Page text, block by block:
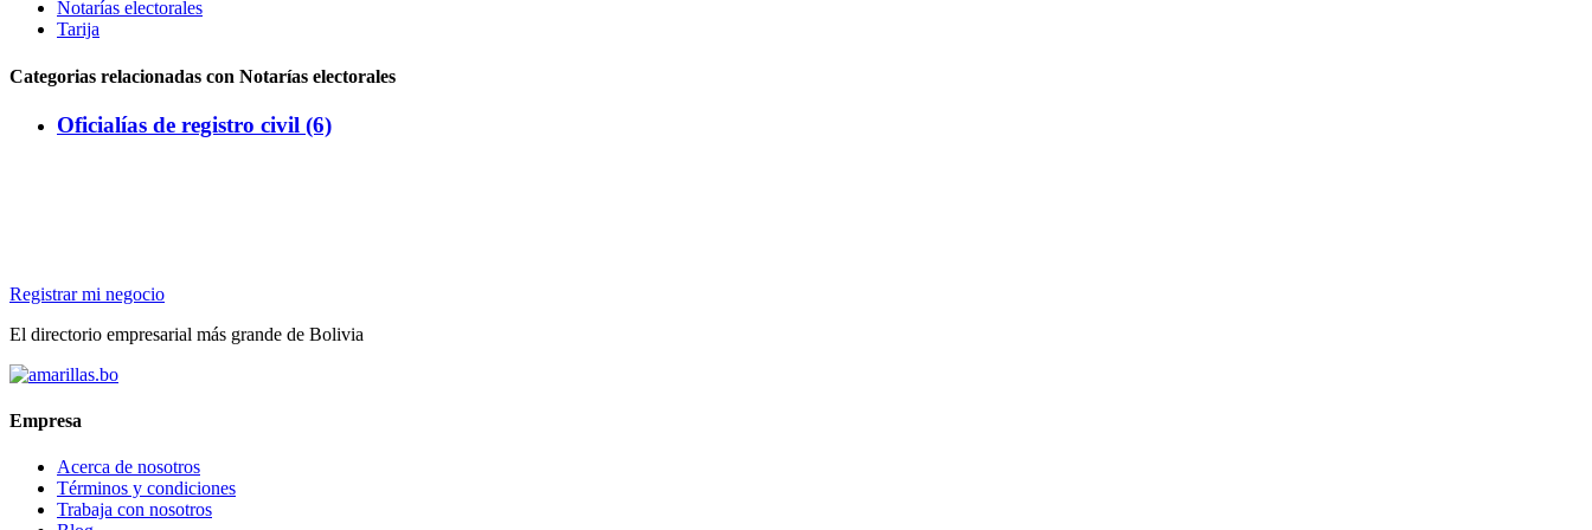
Notarías electorales
Tarija
Categorias relacionadas con Notarías electorales
Oficialías de registro civil (6)
Registrar mi negocio
El directorio empresarial más grande de Bolivia
Empresa
Acerca de nosotros
Términos y condiciones
Trabaja con nosotros